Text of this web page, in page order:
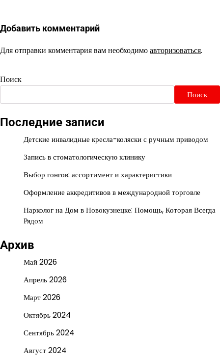
Добавить комментарий
Для отправки комментария вам необходимоавторизоваться.
Поиск
Поиск
Последние записи
Детские инвалидные кресла-коляски с ручным приводом
Запись в стоматологическую клинику
Выбор гонгов: ассортимент и характеристики
Оформление аккредитивов в международной торговле
Нарколог на Дом в Новокузнецке: Помощь, Которая Всегда
Рядом
Архив
Май 2026
Апрель 2026
Март 2026
Октябрь 2024
Сентябрь 2024
Август 2024